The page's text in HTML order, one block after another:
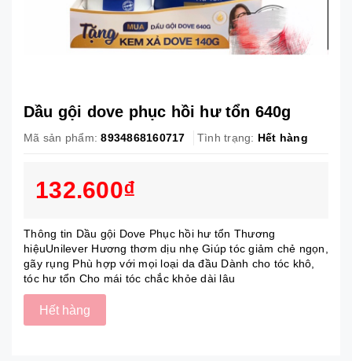
Dầu gội dove phục hồi hư tổn 640g
Mã sản phẩm: 8934868160717 Tình trạng: Hết hàng
132.600₫
Thông tin Dầu gội Dove Phục hồi hư tổn Thương
hiệuUnilever Hương thơm dịu nhẹ Giúp tóc giảm chẻ ngọn,
gãy rụng Phù hợp với mọi loại da đầu Dành cho tóc khô,
tóc hư tổn Cho mái tóc chắc khỏe dài lâu
Hết hàng